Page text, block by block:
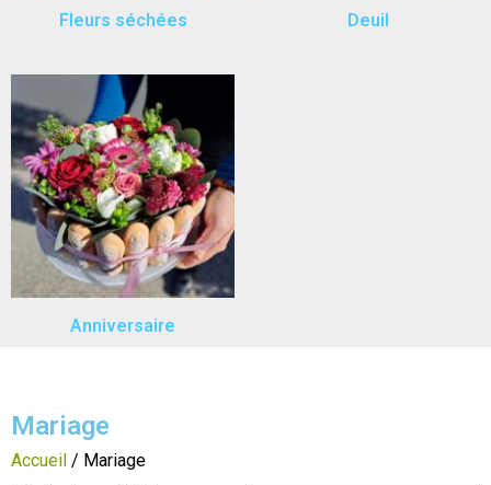
Fleurs séchées Deuil
Anniversaire
Mariage
Accueil / Mariage